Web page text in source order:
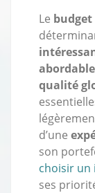
Le budget
abordable
qualité
d’une
son
choisir un
ses